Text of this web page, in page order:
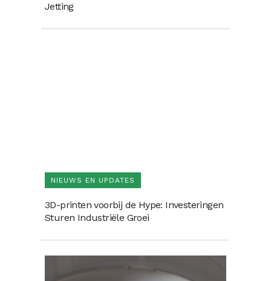
Jetting
NIEUWS EN UPDATES
3D-printen voorbij de Hype: Investeringen
Sturen Industriële Groei